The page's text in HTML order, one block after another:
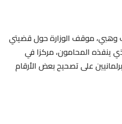
وهبي، موقف الوزارة حول قضيتي
ينفذه المحامون، مركزا في
على تصحيح بعض الأرقام